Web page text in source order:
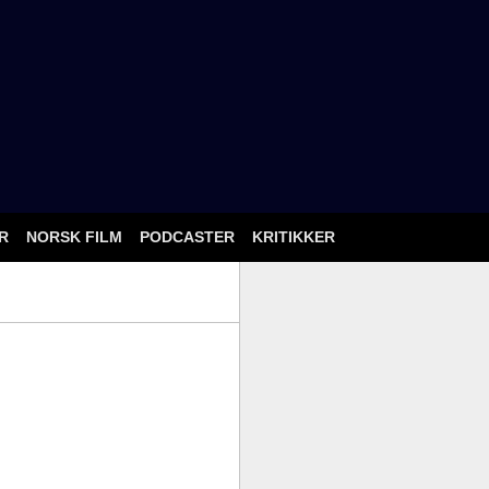
NORSK FILM PODCASTER KRITIKKER